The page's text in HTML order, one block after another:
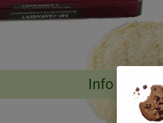
Info
Es wurden keine